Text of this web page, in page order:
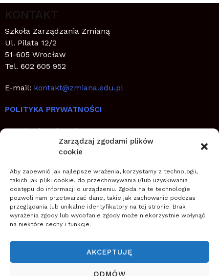
Zarządzaj zgodami plików
cookie
Aby zapewnić jak najlepsze wrażenia, korzystamy z technologii,
takich jak pliki cookie, do przechowywania i/lub uzyskiwania
dostępu do informacji o urządzeniu. Zgoda na te technologie
pozwoli nam przetwarzać dane, takie jak zachowanie podczas
przeglądania lub unikalne identyfikatory na tej stronie. Brak
wyrażenia zgody lub wycofanie zgody może niekorzystnie wpłynąć
na niektóre cechy i funkcje.
AKCEPTUJĘ
ODMÓW
KONTAKT
Szkoła Zarządzania Zmianą
Ul. Pilata 12/2
51-605 Wrocław
Tel. 602 605 952
E-mail: kontakt@zmiana.edu.pl
POLITYKA PRYWATNOŚCI
Regulamin sklepu internetowego
Jak planować, wdrażać i utrwalić zmianę
Zostań coachem transformacji
Zwiększ szanse na sukces zmiany
Szkoła Zarządzania Zmianą wspiera firmy w
planowaniu, wdrażaniu i zapewnieniu trwałości zmian
(nowych przedsięwzięć, projektów, innowacji,